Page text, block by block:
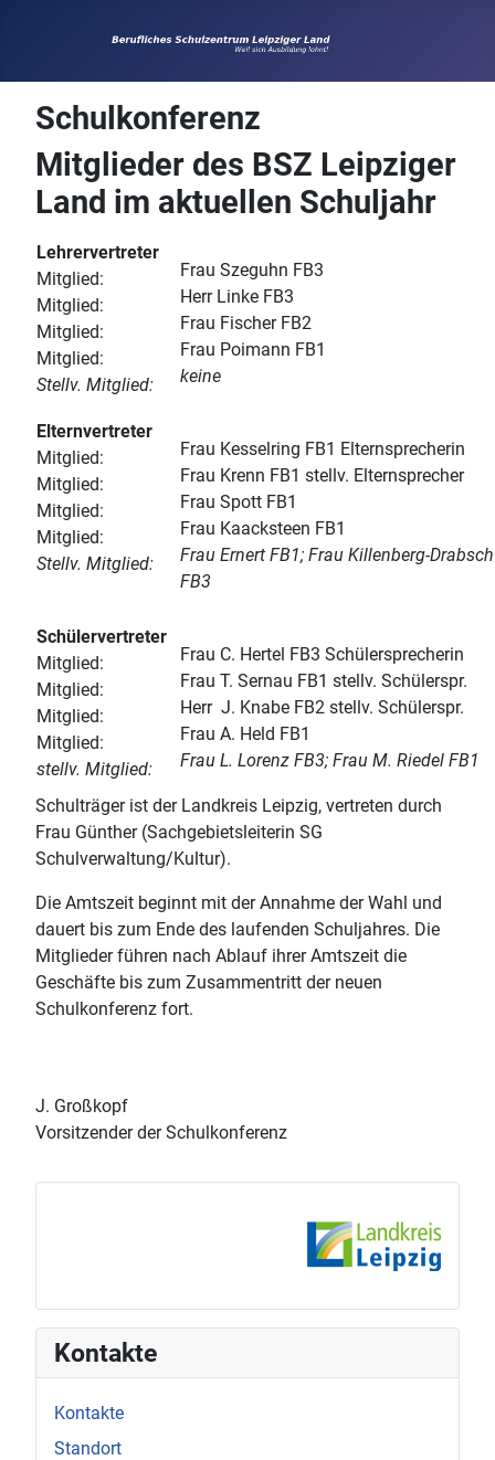
Schulkonferenz
Mitglieder des BSZ Leipziger
Land im aktuellen Schuljahr
Lehrervertreter
Mitglied:
Mitglied:
Mitglied:
Mitglied:
Stellv. Mitglied:
Frau Szeguhn FB3
Herr Linke FB3
Frau Fischer FB2
Frau Poimann FB1
keine
Elternvertreter
Mitglied:
Mitglied:
Mitglied:
Mitglied:
Stellv. Mitglied:
Frau Kesselring FB1 Elternsprecherin
Frau Krenn FB1 stellv. Elternsprecher
Frau Spott FB1
Frau Kaacksteen FB1
Frau Ernert FB1; Frau Killenberg-Drabsch
FB3
Schülervertreter
Mitglied:
Mitglied:
Mitglied:
Mitglied:
stellv. Mitglied:
Frau C. Hertel FB3 Schülersprecherin
Frau T. Sernau FB1 stellv. Schülerspr.
Herr J. Knabe FB2 stellv. Schülerspr.
Frau A. Held FB1
Frau L. Lorenz FB3; Frau M. Riedel FB1
Schulträger ist der Landkreis Leipzig, vertreten durch
Frau Günther (Sachgebietsleiterin SG
Schulverwaltung/Kultur).
Die Amtszeit beginnt mit der Annahme der Wahl und
dauert bis zum Ende des laufenden Schuljahres. Die
Mitglieder führen nach Ablauf ihrer Amtszeit die
Geschäfte bis zum Zusammentritt der neuen
Schulkonferenz fort.
J. Großkopf
Vorsitzender der Schulkonferenz
Kontakte
Kontakte
Standort